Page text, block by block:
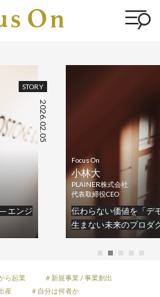
STORY
2026.02.05
エンジ
Focus On
小林大
PLAINER株式会社
代表取締役CEO
伝わらない価値を「デ
生まない未来のプロダ
ら起業
＃新規事業 / 事業創出
産
＃自分は何者か